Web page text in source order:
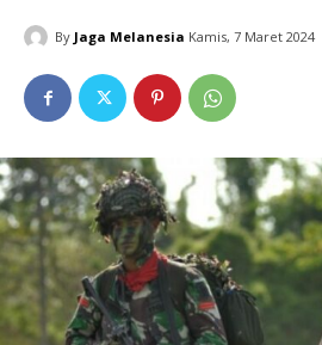
By Jaga Melanesia Kamis, 7 Maret 2024